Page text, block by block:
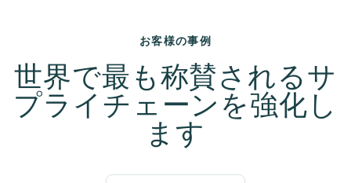
お客様の事例
世界で最も称賛されるサ
プライチェーンを強化し
ます